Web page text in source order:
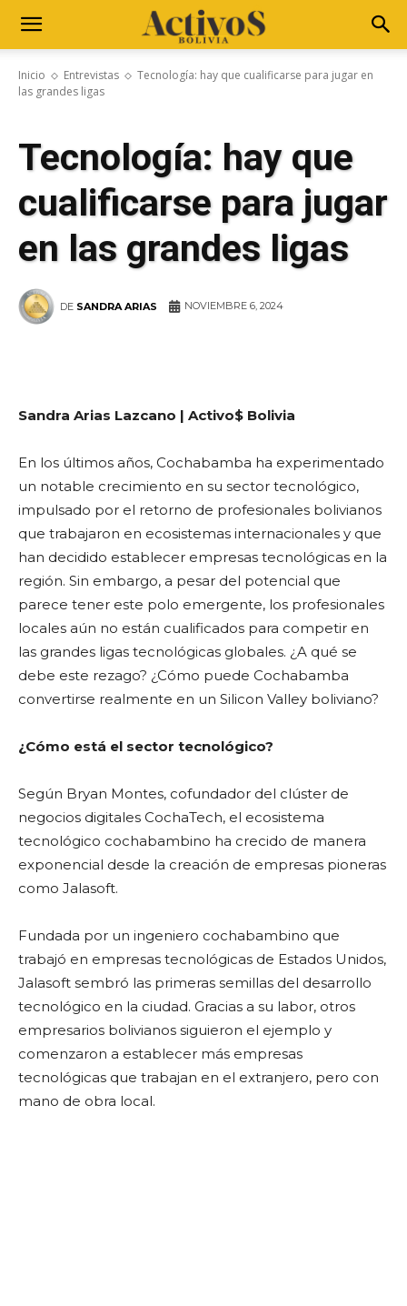
Inicio Entrevistas
Tecnología: hay que cualificarse para jugar en
las grandes ligas
Tecnología: hay que
cualificarse para jugar
en las grandes ligas
DE SANDRA ARIAS NOVIEMBRE 6, 2024
Sandra Arias Lazcano | Activo$ Bolivia
En los últimos años, Cochabamba ha experimentado
un notable crecimiento en su sector tecnológico,
impulsado por el retorno de profesionales bolivianos
que trabajaron en ecosistemas internacionales y que
han decidido establecer empresas tecnológicas en la
región. Sin embargo, a pesar del potencial que
parece tener este polo emergente, los profesionales
locales aún no están cualificados para competir en
las grandes ligas tecnológicas globales. ¿A qué se
debe este rezago? ¿Cómo puede Cochabamba
convertirse realmente en un Silicon Valley boliviano?
¿Cómo está el sector tecnológico?
Según Bryan Montes, cofundador del clúster de
negocios digitales CochaTech, el ecosistema
tecnológico cochabambino ha crecido de manera
exponencial desde la creación de empresas pioneras
como Jalasoft.
Fundada por un ingeniero cochabambino que
trabajó en empresas tecnológicas de Estados Unidos,
Jalasoft sembró las primeras semillas del desarrollo
tecnológico en la ciudad. Gracias a su labor, otros
empresarios bolivianos siguieron el ejemplo y
comenzaron a establecer más empresas
tecnológicas que trabajan en el extranjero, pero con
mano de obra local.